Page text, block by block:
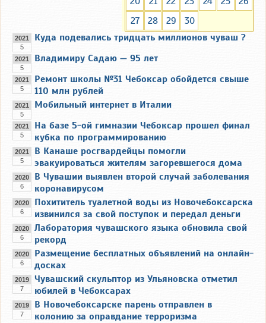
27
28 29 30
2021
5
Куда подевались тридцать миллионов чуваш ?
2021
5
Владимиру Садаю — 95 лет
2021
5
Ремонт школы №31 Чебоксар обойдется свыше
110 млн рублей
2021
5
Мобильный интернет в Италии
2021
5
На базе 5-ой гимназии Чебоксар прошел финал
кубка по программированию
2021
5
В Канаше росгвардейцы помогли
эвакуироваться жителям загоревшегося дома
2020
6
В Чувашии выявлен второй случай заболевания
коронавирусом
2020
6
Похититель туалетной воды из Новочебоксарска
извинился за свой поступок и передал деньги
2020
6
Лаборатория чувашского языка обновила свой
рекорд
2020
6
Размещение бесплатных объявлений на онлайн-
досках
2019
7
Чувашский скульптор из Ульяновска отметил
юбилей в Чебоксарах
2019
7
В Новочебоксарске парень отправлен в
колонию за оправдание терроризма